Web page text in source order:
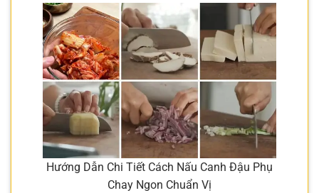
Hướng Dẫn Chi Tiết Cách Nấu Canh Đậu Phụ
Chay Ngon Chuẩn Vị